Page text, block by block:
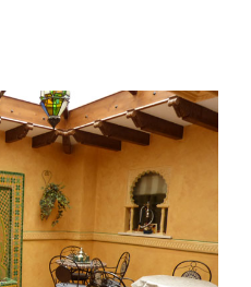
oculto de la Sierra
vertiente